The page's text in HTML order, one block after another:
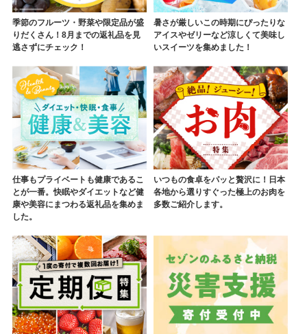
季節のフルーツ・野菜や限定品が盛
りだくさん！8月までの返礼品を見
逃さずにチェック！
暑さが厳しいこの時期にぴったりな
アイスやゼリーなど涼しくて美味し
いスイーツを集めました！
仕事もプライベートも健康であるこ
とが一番。快眠やダイエットなど健
康や美容にまつわる返礼品を集めま
した。
いつもの食卓をパッと贅沢に！日本
各地から選りすぐった極上のお肉を
多数ご紹介します。